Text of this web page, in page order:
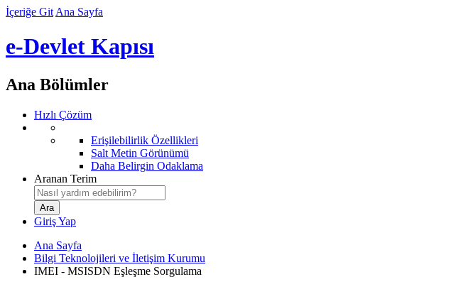
İçeriğe Git Ana Sayfa
e-Devlet Kapısı
Ana Bölümler
Hızlı Çözüm
Erişilebilirlik Özellikleri
Salt Metin Görünümü
Daha Belirgin Odaklama
Aranan Terim
Giriş Yap
Ana Sayfa
Bilgi Teknolojileri ve İletişim Kurumu
IMEI - MSISDN Eşleşme Sorgulama